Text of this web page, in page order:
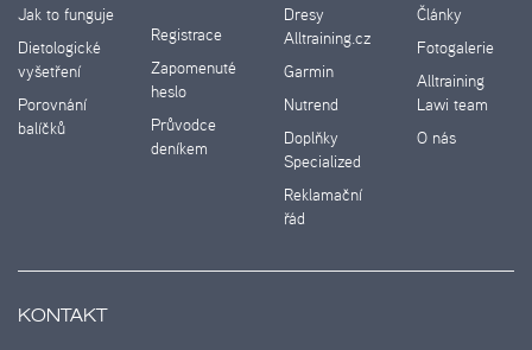
Jak to funguje
Dietologické
vyšetření
Porovnání
balíčků
Registrace
Zapomenuté
heslo
Průvodce
deníkem
Dresy
Alltraining.cz
Garmin
Nutrend
Doplňky
Specialized
Reklamační
řád
Články
Fotogalerie
Alltraining
Lawi team
O nás
KONTAKT